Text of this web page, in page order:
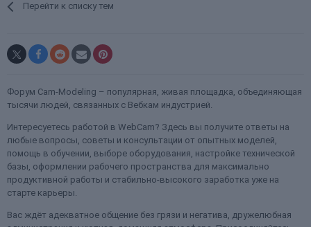
Перейти к списку тем
Форум Cam-Modeling – популярная, живая площадка, объединяющая
тысячи людей, связанных с Вебкам индустрией.
Интересуетесь работой в WebCam? Здесь вы получите ответы на
любые вопросы, советы и консультации от опытных моделей,
помощь в обучении, выборе оборудования, настройке технической
базы, оформлении рабочего пространства для максимально
продуктивной работы и стабильно-высокого заработка уже на
старте карьеры.
Вас ждёт адекватное общение без грязи и негатива, дружелюбная